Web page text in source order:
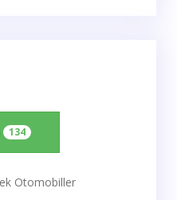
134
Otomobiller